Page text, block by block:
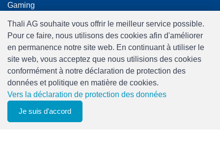
Liste de suivi
Gaming
Home Office & Business
Merchandising
Smart Home
Spielwaren
Travel
Thali AG souhaite vous offrir le meilleur service possible.
Pour ce faire, nous utilisons des cookies afin d'améliorer
en permanence notre site web. En continuant à utiliser le
site web, vous acceptez que nous utilisions des cookies
conformément à notre déclaration de protection des
données et politique en matière de cookies.
Vers la déclaration de protection des données
Je suis d'accord